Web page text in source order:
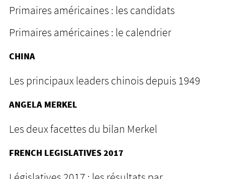
Primaires américaines : les candidats
Primaires américaines : le calendrier
CHINA
Les principaux leaders chinois depuis 1949
ANGELA MERKEL
Les deux facettes du bilan Merkel
FRENCH LEGISLATIVES 2017